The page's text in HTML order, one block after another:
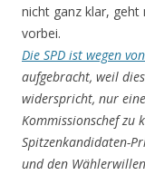
nicht ganz klar, geht
vorbei.
Die SPD ist wegen
aufgebracht, weil
widerspricht, nur
Kommissionschef zu
Spitzenkandidaten-
und den